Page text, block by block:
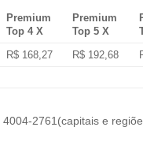
Premium
Top 4 X
Premium
Top 5 X
R$ 168,27 R$ 192,68
4004-2761(capitais e